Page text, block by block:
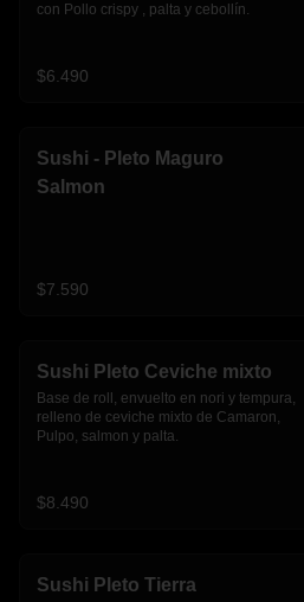
con Pollo crispy , palta y cebollín.
$6.490
Sushi - Pleto Maguro
Salmon
$7.590
Sushi Pleto Ceviche mixto
Base de roll, envuelto en nori y tempura,
relleno de ceviche mixto de Camaron,
Pulpo, salmon y palta.
$8.490
Sushi Pleto Tierra